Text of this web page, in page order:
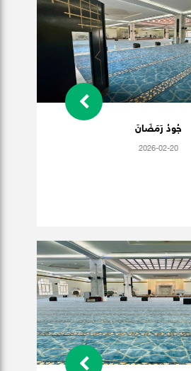
جُودُ رَمَضَانَ
2026-02-20